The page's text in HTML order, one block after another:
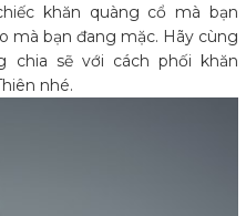
khăn quàng cổ mà bạn
mà bạn đang mặc. Hãy cùng
chia sẽ với cách phối khăn
nhé.